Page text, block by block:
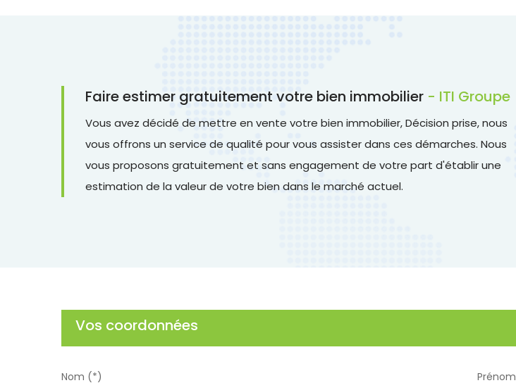
Faire estimer gratuitement votre bien immobilier - ITI Groupe
Vous avez décidé de mettre en vente votre bien immobilier, Décision prise, nous
vous offrons un service de qualité pour vous assister dans ces démarches. Nous
vous proposons gratuitement et sans engagement de votre part d'établir une
estimation de la valeur de votre bien dans le marché actuel.
Vos coordonnées
Nom (*) Prénom